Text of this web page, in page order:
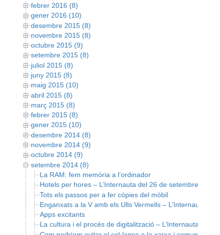
febrer 2016 (8)
gener 2016 (10)
desembre 2015 (8)
novembre 2015 (8)
octubre 2015 (9)
setembre 2015 (8)
juliol 2015 (8)
juny 2015 (8)
maig 2015 (10)
abril 2015 (8)
març 2015 (8)
febrer 2015 (8)
gener 2015 (10)
desembre 2014 (8)
novembre 2014 (9)
octubre 2014 (9)
setembre 2014 (8)
La RAM: fem memòria a l’ordinador
Hotels per hores – L’Internauta del 26 de setembre de
Tots els passos per a fer còpies del mòbil
Enganxats a la V amb els Ulls Vermells – L’Internauta
Apps excitants
La cultura i el procés de digitalització – L’Internauta del